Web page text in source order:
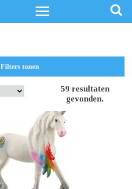
Filters tonen
59 resultaten
gevonden.